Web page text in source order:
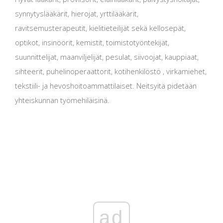
synnytyslääkärit, hierojat, yrttilääkärit,
ravitsemusterapeutit, kielitieteilijät sekä kellosepät,
optikot, insinöörit, kemistit, toimistotyöntekijät,
suunnittelijat, maanviljelijät, pesulat, siivoojat, kauppiaat,
sihteerit, puhelinoperaattorit, kotihenkilöstö , virkamiehet,
tekstiili- ja hevoshoitoammattilaiset. Neitsyitä pidetään
yhteiskunnan työmehiläisinä.
ad